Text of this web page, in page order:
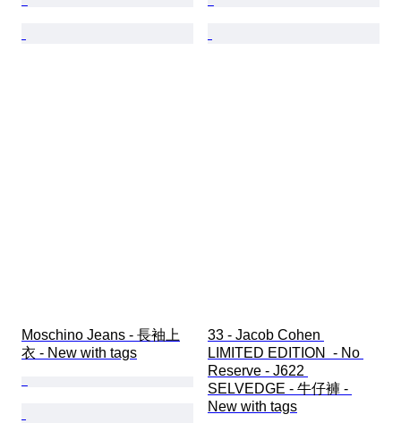
Moschino Jeans - 長袖上
衣 - New with tags
33 - Jacob Cohen
LIMITED EDITION  - No
Reserve - J622
SELVEDGE - 牛仔褲 -
New with tags